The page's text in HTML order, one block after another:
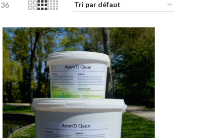
36